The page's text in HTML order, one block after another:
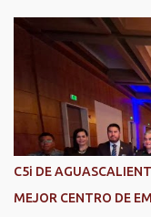
fundamentalmente en
de las enfermedades
años, como diabetes,
alzhéimer, entre otros
son el corazón de
cuidado y
servicios que les
presidenta del DIF
C5i DE
MEJOR CENTRO DE